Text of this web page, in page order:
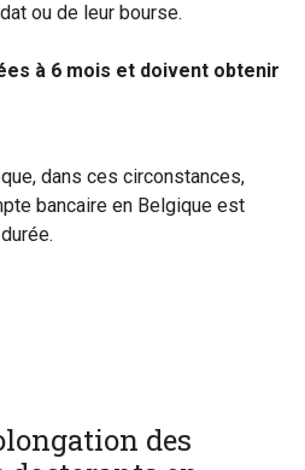
ou de leur bourse.
à 6 mois et doivent obtenir
dans ces circonstances,
bancaire en Belgique est
des